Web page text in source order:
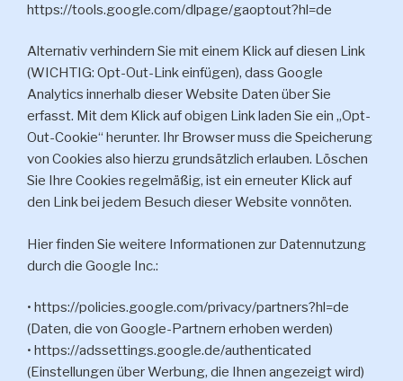
https://tools.google.com/dlpage/gaoptout?hl=de
Alternativ verhindern Sie mit einem Klick auf diesen Link
(WICHTIG: Opt-Out-Link einfügen), dass Google
Analytics innerhalb dieser Website Daten über Sie
erfasst. Mit dem Klick auf obigen Link laden Sie ein „Opt-
Out-Cookie“ herunter. Ihr Browser muss die Speicherung
von Cookies also hierzu grundsätzlich erlauben. Löschen
Sie Ihre Cookies regelmäßig, ist ein erneuter Klick auf
den Link bei jedem Besuch dieser Website vonnöten.
Hier finden Sie weitere Informationen zur Datennutzung
durch die Google Inc.:
• https://policies.google.com/privacy/partners?hl=de
(Daten, die von Google-Partnern erhoben werden)
• https://adssettings.google.de/authenticated
(Einstellungen über Werbung, die Ihnen angezeigt wird)